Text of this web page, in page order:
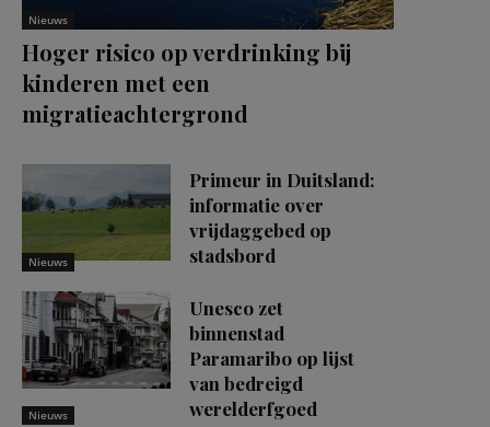
Nieuws
Hoger risico op verdrinking bij
kinderen met een
migratieachtergrond
Nieuws
Primeur in Duitsland:
informatie over
vrijdaggebed op
stadsbord
Nieuws
Unesco zet
binnenstad
Paramaribo op lijst
van bedreigd
werelderfgoed